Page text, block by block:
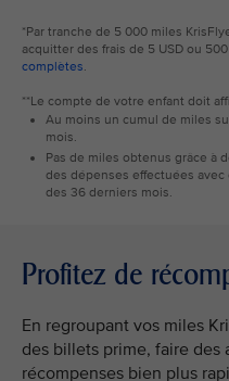
*Par tranche de 5 000 miles
acquitter des frais de 5 USD ou
complètes.
**Le compte de votre enfant doit
Au moins un cumul de miles
mois.
Pas de miles obtenus grâce à
des dépenses effectuées
des 36 derniers mois.
Profitez de
En regroupant vos miles
des billets prime, faire des
récompenses bien plus